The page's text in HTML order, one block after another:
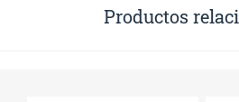
Productos